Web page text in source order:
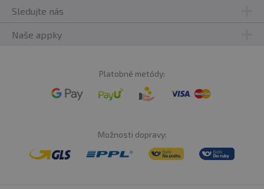
Sledujte nás
Naše appky
Platobné metódy:
Možnosti dopravy: